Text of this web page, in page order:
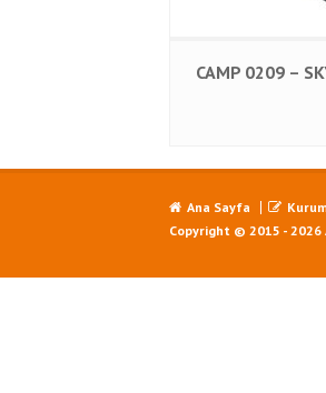
CAMP 0209 –
Ana Sayfa
Copyright © 2015 - 2026